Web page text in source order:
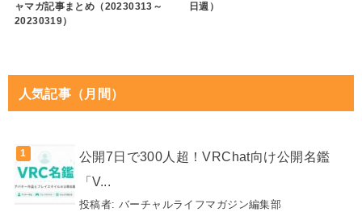
ャマガ記事まとめ（20230313～
20230319）
日週）
人気記事（月間）
公開7日で300人超！VRChat向け公開名鑑
「V...
投稿者: バーチャルライフマガジン編集部